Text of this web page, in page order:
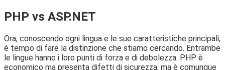
PHP vs ASP.NET
Ora, conoscendo ogni lingua e le sue caratteristiche principali,
è tempo di fare la distinzione che stiamo cercando. Entrambe
le lingue hanno i loro punti di forza e di debolezza. PHP è
economico ma presenta difetti di sicurezza, ma è comunque